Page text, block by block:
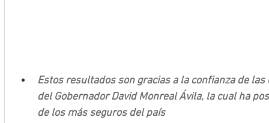
Estos resultados son gracias a la confianza de
del Gobernador David Monreal Ávila, la cual ha
de los más seguros del país